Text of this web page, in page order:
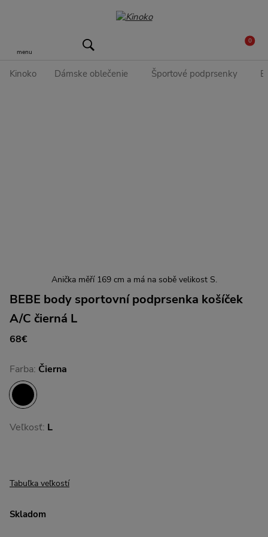
menu
0
Kinoko Dámske oblečenie Športové podprsenky
Anička měří 169 cm a má na sobě velikost S.
BEBE body sportovní podprsenka košíček
A/C čierná L
68€
Farba: Čierna
Veľkosť: L
Tabuľka veľkostí
Skladom